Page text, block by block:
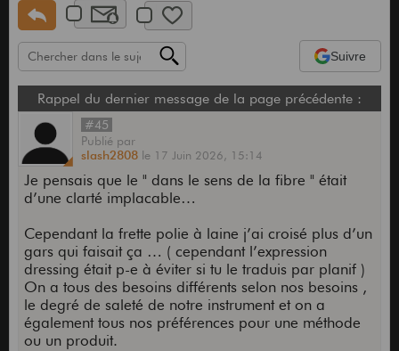
Suivre
Rappel du dernier message de la page précédente :
#45
Publié par
slash2808 le 17 Juin 2026, 15:14
Je pensais que le " dans le sens de la fibre " était
d’une clarté implacable…
Cependant la frette polie à laine j’ai croisé plus d’un
gars qui faisait ça … ( cependant l’expression
dressing était p-e à éviter si tu le traduis par planif )
On a tous des besoins différents selon nos besoins ,
le degré de saleté de notre instrument et on a
également tous nos préférences pour une méthode
ou un produit.